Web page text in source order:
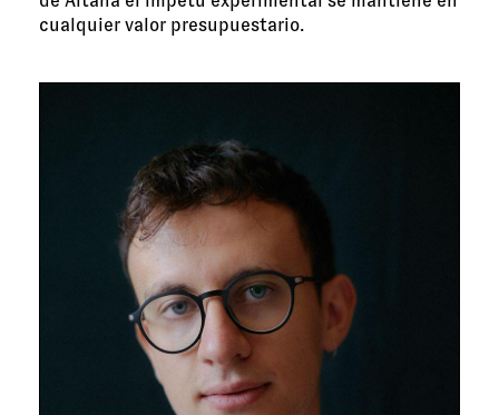
cualquier valor presupuestario.